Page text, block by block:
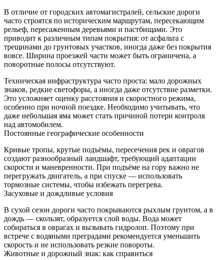
В отличие от городских автомагистралей, сельские дороги
часто строятся по историческим маршрутам, пересекающим
рельеф, пересаженным деревьями и пастбищами. Это
приводит к различным типам покрытия: от асфальта с
трещинами до грунтовых участков, иногда даже без покрытия
вовсе. Ширина проезжей части может быть ограничена, а
поворотные полосы отсутствуют.
Техническая инфраструктура часто проста: мало дорожных
знаков, редкие светофоры, а иногда даже отсутствие разметки.
Это усложняет оценку расстояния и скоростного режима,
особенно при ночной поездке. Необходимо учитывать, что
даже небольшая яма может стать причиной потери контроля
над автомобилем.
Постоянные географические особенности
Кривые тропы, крутые подъёмы, пересечения рек и оврагов
создают разнообразный ландшафт, требующий адаптации
скорости и маневренности. При подъёме на гору важно не
перегружать двигатель, а при спуске — использовать
тормозные системы, чтобы избежать перегрева.
Засуховые и дождливые условия
В сухой сезон дороги часто покрываются рыхлым грунтом, а в
дождь — скользят, образуется слой воды. Вода может
собираться в оврагах и вызывать гидролоп. Поэтому при
встрече с водяными преградами рекомендуется уменьшить
скорость и не использовать резкие повороты.
Животные и дорожный знак: как справиться